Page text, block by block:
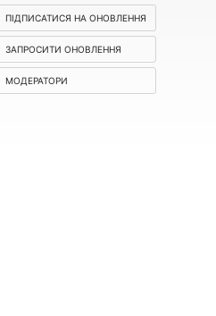
ПІДПИСАТИСЯ НА ОНОВЛЕННЯ
ЗАПРОСИТИ ОНОВЛЕННЯ
МОДЕРАТОРИ